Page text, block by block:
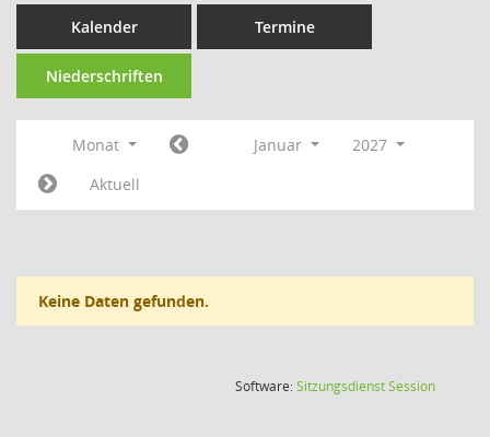
Kalender Termine
Niederschriften
Monat Januar
2027
Aktuell
Keine Daten gefunden.
Software:SitzungsdienstSession(Wird in